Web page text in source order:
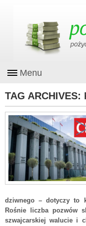
Menu
TAG ARCHIVES:
dziwnego – dotyczy to
Rośnie liczba pozwów
szwajcarskiej walucie i